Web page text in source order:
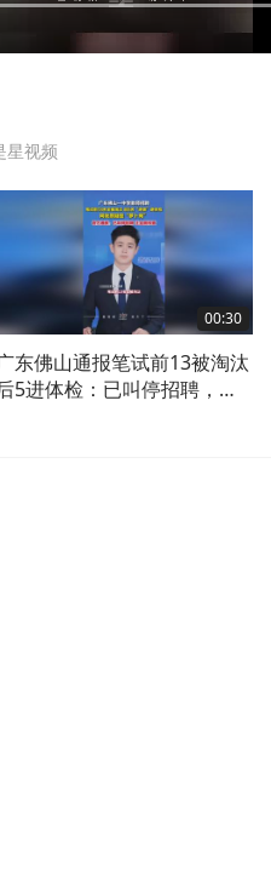
星视频
00:30
东佛山通报笔试前13被淘汰
5进体检：已叫停招聘，成